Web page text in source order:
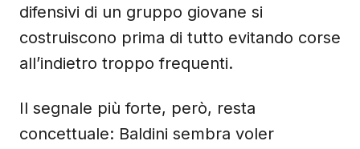
difensivi di un gruppo giovane si
costruiscono prima di tutto evitando corse
all’indietro troppo frequenti.
Il segnale più forte, però, resta
concettuale: Baldini sembra voler